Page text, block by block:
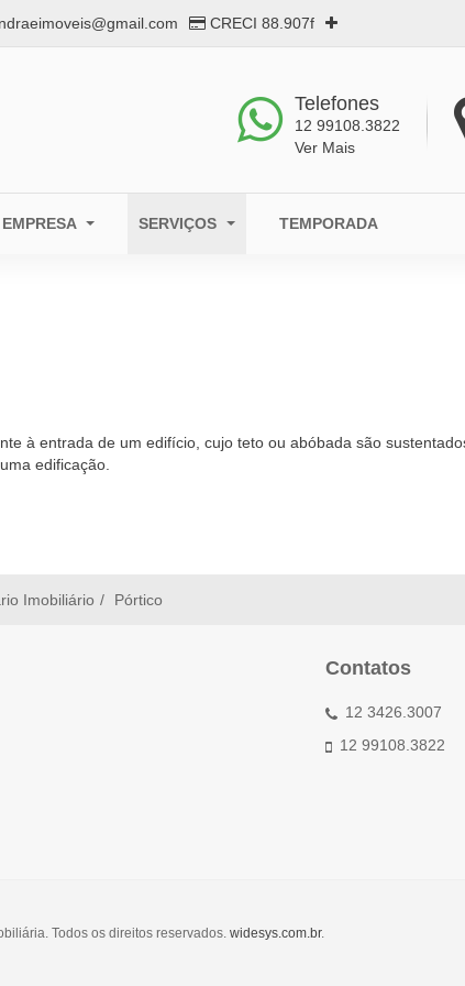
CRECI 88.907f
Telefones
12 99108.3822
Ver Mais
EMPRESA SERVIÇOS TEMPORADA
à entrada de um edifício, cujo teto ou abóbada são
edificação.
Imobiliário Pórtico
Contatos
12 3426.3007
12 99108.3822
Todos os direitos reservados. widesys.com.br.